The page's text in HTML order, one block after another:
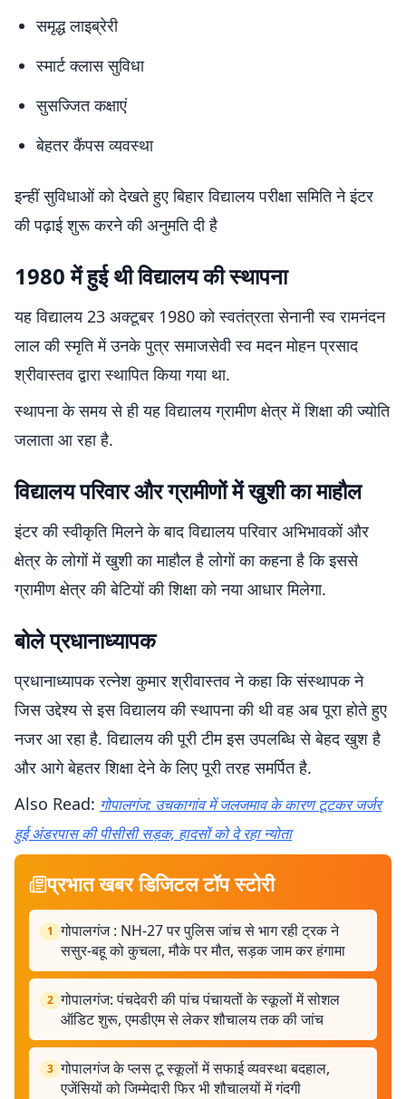
समृद्ध लाइब्रेरी
स्मार्ट क्लास सुविधा
सुसज्जित कक्षाएं
बेहतर कैंपस व्यवस्था
इन्हीं सुविधाओं को देखते हुए बिहार विद्यालय परीक्षा समिति ने इंटर
की पढ़ाई शुरू करने की अनुमति दी है
1980 में हुई थी विद्यालय की स्थापना
यह विद्यालय 23 अक्टूबर 1980 को स्वतंत्रता सेनानी स्व रामनंदन
लाल की स्मृति में उनके पुत्र समाजसेवी स्व मदन मोहन प्रसाद
श्रीवास्तव द्वारा स्थापित किया गया था.
स्थापना के समय से ही यह विद्यालय ग्रामीण क्षेत्र में शिक्षा की ज्योति
जलाता आ रहा है.
विद्यालय परिवार और ग्रामीणों में खुशी का माहौल
इंटर की स्वीकृति मिलने के बाद विद्यालय परिवार अभिभावकों और
क्षेत्र के लोगों में खुशी का माहौल है लोगों का कहना है कि इससे
ग्रामीण क्षेत्र की बेटियों की शिक्षा को नया आधार मिलेगा.
बोले प्रधानाध्यापक
प्रधानाध्यापक रत्नेश कुमार श्रीवास्तव ने कहा कि संस्थापक ने
जिस उद्देश्य से इस विद्यालय की स्थापना की थी वह अब पूरा होते हुए
नजर आ रहा है. विद्यालय की पूरी टीम इस उपलब्धि से बेहद खुश है
और आगे बेहतर शिक्षा देने के लिए पूरी तरह समर्पित है.
Also Read: गोपालगंज: उचकागांव में जलजमाव के कारण टूटकर जर्जर
हुई अंडरपास की पीसीसी सड़क, हादसों को दे रहा न्योता
प्रभात खबर डिजिटल टॉप स्टोरी
1 गोपालगंज : NH-27 पर पुलिस जांच से भाग रही ट्रक ने
ससुर-बहू को कुचला, मौके पर मौत, सड़क जाम कर हंगामा
2 गोपालगंज: पंचदेवरी की पांच पंचायतों के स्कूलों में सोशल
ऑडिट शुरू, एमडीएम से लेकर शौचालय तक की जांच
3 गोपालगंज के प्लस टू स्कूलों में सफाई व्यवस्था बदहाल,
एजेंसियों को जिम्मेदारी फिर भी शौचालयों में गंदगी